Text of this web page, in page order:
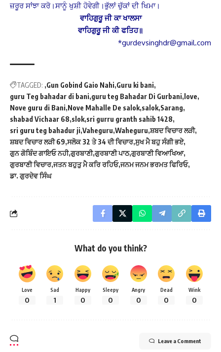
ਜ਼ਰੂਰ ਸਾਂਝਾ ਕਰੋ।ਸਾਨੂੰ ਖੁਸ਼ੀ ਹੋਵੇਗੀ।ਭੁੱਲਾਂ ਚੁੱਕਾਂ ਦੀ ਖਿਮਾ।
ਵਾਹਿਗੁਰੂ ਜੀ ਕਾ ਖਾਲਸਾ
ਵਾਹਿਗੁਰੂ ਜੀ ਕੀ ਫਤਿਹ॥
*gurdevsinghdr@gmail.com
TAGGED: Gun Gobind Gaio Nahi Guru ki bani
guru Teg bahadar di bani guru teg Bahadar Di Gurbani love
Nove guru di Bani Nove Mahalle De salok salok Sarang
shabad Vichaar 68 slok sri gurru granth sahib 1428
sri guru teg bahadur ji Vaheguru Waheguru ਸ਼ਬਦ ਵਿਚਾਰ ਲੜੀ
ਸ਼ਬਦ ਵਿਚਾਰ ਲੜੀ 69 ਸਲੋਕ 32 ਤੇ 34 ਦੀ ਵਿਚਾਰ ਸੁਖ ਮੈ ਬਹੁ ਸੰਗੀ ਭਏ
ਗੁਨ ਗੋਬਿੰਦ ਗਾਇਓ ਨਹੀ ਗੁਰਬਾਣੀ ਗੁਰਬਾਣੀ ਪਾਠ ਗੁਰਬਾਣੀ ਵਿਆਖਿਆ
ਗੁਰਬਾਣੀ ਵਿਚਾਰ ਜਤਨ ਬਹੁਤੁ ਮੈ ਕਰਿ ਰਹਿਓ ਜਨਮ ਜਨਮ ਭਰਮਤ ਫਿਰਿਓ
ਡਾ. ਗੁਰਦੇਵ ਸਿੰਘ
What do you think?
Love
0
Sad
1
Happy
0
Sleepy
0
Angry
0
Dead
0
Wink
0
Leave a Comment